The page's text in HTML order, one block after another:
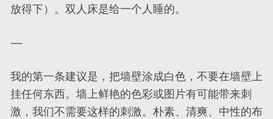
放得下）。双人床是给一个人睡的。
—
我的第一条建议是，把墙壁涂成白色，不要在墙壁上
挂任何东西。墙上鲜艳的色彩或图片有可能带来刺
激，我们不需要这样的刺激。朴素、清爽、中性的布